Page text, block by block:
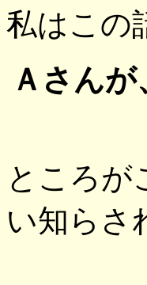
私はこの
Ａさん
ところが
い知らさ